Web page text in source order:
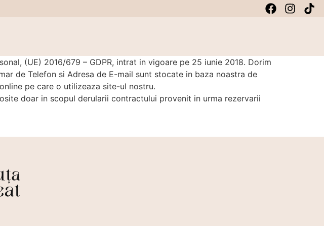
(UE) 2016/679 – GDPR, intrat in vigoare pe 25 iunie 2018. Dorim
de Telefon si Adresa de E-mail sunt stocate in baza noastra de
pe care o utilizeaza site-ul nostru.
doar in scopul derularii contractului provenit in urma rezervarii